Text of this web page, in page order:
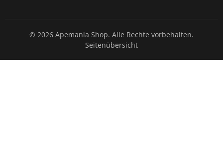
© 2026 Apemania Shop. Alle Rechte vorbehalten.
Seitenübersicht